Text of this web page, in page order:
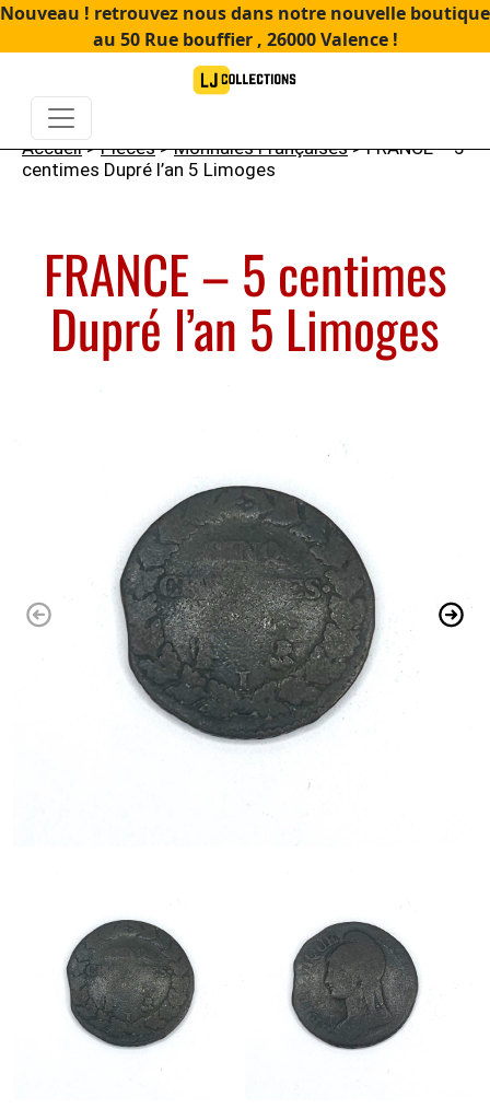
Nouveau ! retrouvez nous dans notre nouvelle boutique
au 50 Rue bouffier , 26000 Valence !
Accueil>Pièces>Monnaies Françaises> FRANCE – 5
centimes Dupré l’an 5 Limoges
FRANCE – 5 centimes
Dupré l’an 5 Limoges